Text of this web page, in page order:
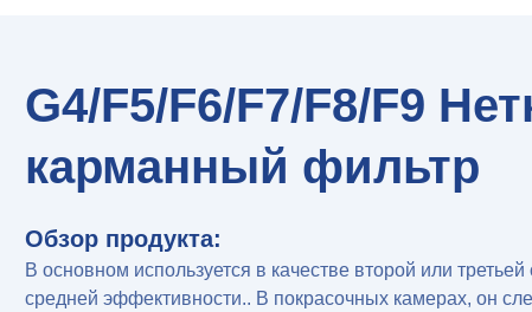
G4/F5/F6/F7/F8/F9
карманный фильтр
Обзор продукта:
В основном используется в качестве второй или
средней эффективности.. В покрасочных камерах, он